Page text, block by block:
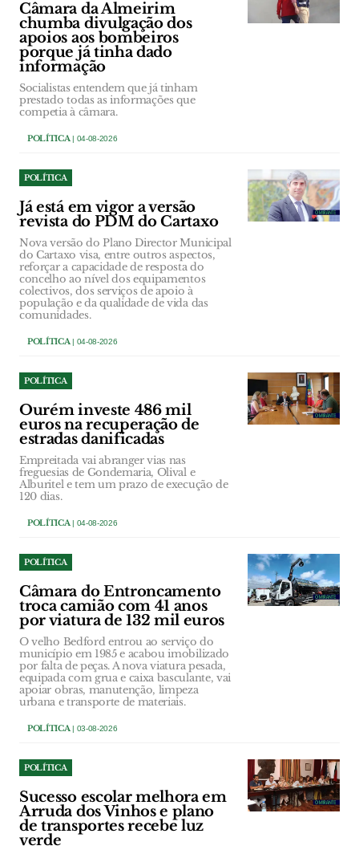
Câmara da Almeirim
chumba divulgação dos
apoios aos bombeiros
porque já tinha dado
informação
Socialistas entendem que já tinham
prestado todas as informações que
competia à câmara.
POLÍTICA| 04-08-2026
POLÍTICA
Já está em vigor a versão
revista do PDM do Cartaxo
Nova versão do Plano Director Municipal
do Cartaxo visa, entre outros aspectos,
reforçar a capacidade de resposta do
concelho ao nível dos equipamentos
colectivos, dos serviços de apoio à
população e da qualidade de vida das
comunidades.
POLÍTICA| 04-08-2026
POLÍTICA
Ourém investe 486 mil
euros na recuperação de
estradas danificadas
Empreitada vai abranger vias nas
freguesias de Gondemaria, Olival e
Alburitel e tem um prazo de execução de
120 dias.
POLÍTICA| 04-08-2026
POLÍTICA
Câmara do Entroncamento
troca camião com 41 anos
por viatura de 132 mil euros
O velho Bedford entrou ao serviço do
município em 1985 e acabou imobilizado
por falta de peças. A nova viatura pesada,
equipada com grua e caixa basculante, vai
apoiar obras, manutenção, limpeza
urbana e transporte de materiais.
POLÍTICA| 03-08-2026
POLÍTICA
Sucesso escolar melhora em
Arruda dos Vinhos e plano
de transportes recebe luz
verde